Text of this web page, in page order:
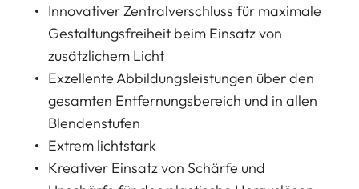
Innovativer Zentralverschluss für maximale
Gestaltungsfreiheit beim Einsatz von
zusätzlichem Licht
Exzellente Abbildungsleistungen über den
gesamten Entfernungsbereich und in allen
Blendenstufen
Extrem lichtstark
Kreativer Einsatz von Schärfe und